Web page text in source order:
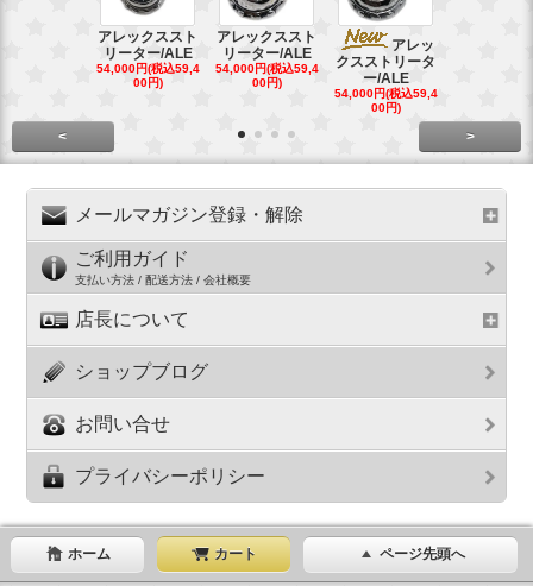
アレックススト
リーター/ALE
54,000円(税込59,4
00円)
アレックススト
リーター/ALE
54,000円(税込59,4
00円)
アレッ
クスストリータ
ー/ALE
54,000円(税込59,4
00円)
< >
メールマガジン登録・解除
ご利用ガイド
支払い方法 / 配送方法 / 会社概要
店長について
ショップブログ
お問い合せ
プライバシーポリシー
ホーム カート ページ先頭へ